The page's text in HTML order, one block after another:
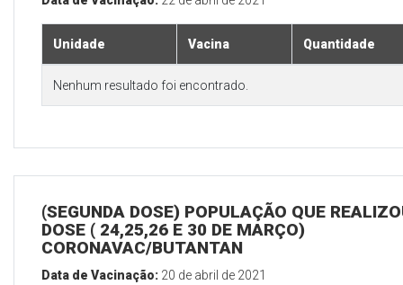
Unidade Vacina Quantidade
Nenhum resultado foi encontrado.
(SEGUNDA DOSE) POPULAÇÃO QUE
DOSE ( 24,25,26 E 30 DE MARÇO)
CORONAVAC/BUTANTAN
Data de Vacinação: 20 de abril de 2021